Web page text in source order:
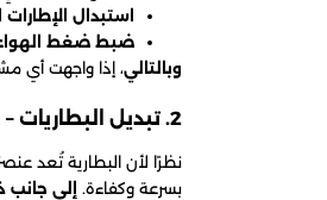
استبدال
ضبط ضغط
وبالتالي، إذا واجهت أي
2. تبديل البطاريات – دعم متكامل لحالات الطوارئ
نظرًا لأن البطارية تُعد
بسرعة وكفاءة.
إلى جانب